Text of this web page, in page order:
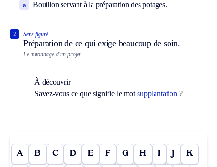
Bouillon servant à la préparation des potages.
a
Sens figuré.
Préparation de ce qui exige beaucoup de soin.
2
Le mitonnage d’un projet.
À découvrir
Savez-vous ce que signifie le motsupplantation ?
A B C D E F G H I J K